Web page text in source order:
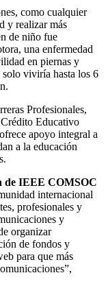
como cualquier
y realizar más
de niño fue
una enfermedad
en piernas y
viviría hasta los 6
Profesionales,
Educativo
apoyo integral a
a la educación
de IEEE COMSOC
internacional
profesionales y
y
organizar
de fondos y
para que más